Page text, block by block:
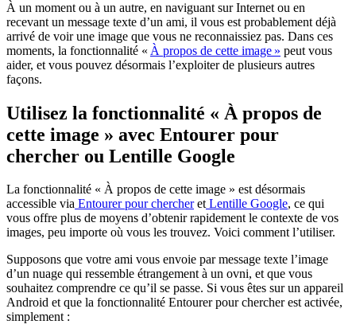
À un moment ou à un autre, en naviguant sur Internet ou en
recevant un message texte d’un ami, il vous est probablement déjà
arrivé de voir une image que vous ne reconnaissiez pas. Dans ces
moments, la fonctionnalité « À propos de cette image » peut vous
aider, et vous pouvez désormais l’exploiter de plusieurs autres
façons.
Utilisez la fonctionnalité « À propos de
cette image » avec Entourer pour
chercher ou Lentille Google
La fonctionnalité « À propos de cette image » est désormais
accessible via Entourer pour chercheretLentille Google, ce qui
vous offre plus de moyens d’obtenir rapidement le contexte de vos
images, peu importe où vous les trouvez. Voici comment l’utiliser.
Supposons que votre ami vous envoie par message texte l’image
d’un nuage qui ressemble étrangement à un ovni, et que vous
souhaitez comprendre ce qu’il se passe. Si vous êtes sur un appareil
Android et que la fonctionnalité Entourer pour chercher est activée,
simplement :